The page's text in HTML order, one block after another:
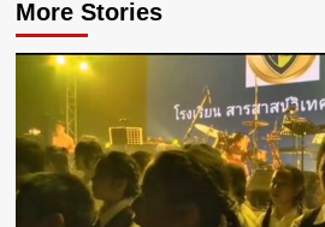
More Stories